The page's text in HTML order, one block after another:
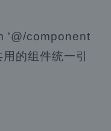
'@/component
的组件统一引